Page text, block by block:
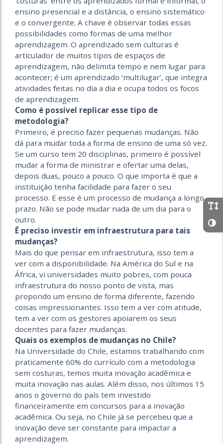
ensino presencial e a distância, o ensino sistemático
e o convergente. A chave é observar todas essas
possibilidades como formas de uma melhor
aprendizagem. O aprendizado sem culturas é
articulador de muitos tipos de espaços de
aprendizagem, não delimita tempo e nem lugar para
acontecer; é um aprendizado ‘multilugar’, que integra
atividades feitas no dia a dia e ocupa todos os focos
de aprendizagem.
Como é possível replicar esse tipo de
metodologia?
Primeiro, é preciso fazer pequenas mudanças. Não
dá para mudar toda a forma de ensino de uma só vez.
Se um curso tem 20 disciplinas, primeiro é possível
mudar a forma de ministrar e ofertar uma delas,
depois duas, pouco a pouco. O que importa é que a
instituição tenha facilidade para fazer o seu
processo. E esse é um processo de mudança a longo
prazo. Não se pode mudar nada de um dia para o
outro.
É preciso investir em infraestrutura para tais
mudanças?
Mais do que pensar em infraestrutura, isso tem a
ver com a disponibilidade. Na América do Sul e na
África, vi universidades muito pobres, com pouca
infraestrutura do nosso ponto de vista, mas
propondo um ensino de forma diferente, fazendo
coisas impressionantes. Isso tem a ver com atitude,
tem a ver com os gestores apoiarem os seus
docentes para fazer mudanças.
Quais os exemplos de mudanças no Chile?
Na Universidade do Chile, estamos trabalhando com
praticamente 60% do currículo com a metodologia
sem costuras, temos muita inovação acadêmica e
muita inovação nas aulas. Além disso, nos últimos 15
anos o governo do país tem investido
financeiramente em concursos para a inovação
acadêmica. Ou seja, no Chile já se percebeu que a
inovação deve ser constante para impactar a
aprendizagem.